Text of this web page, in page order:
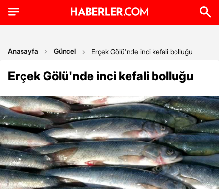
Anasayfa Güncel Erçek Gölü'nde inci kefali bolluğu
Erçek Gölü'nde inci kefali bolluğu